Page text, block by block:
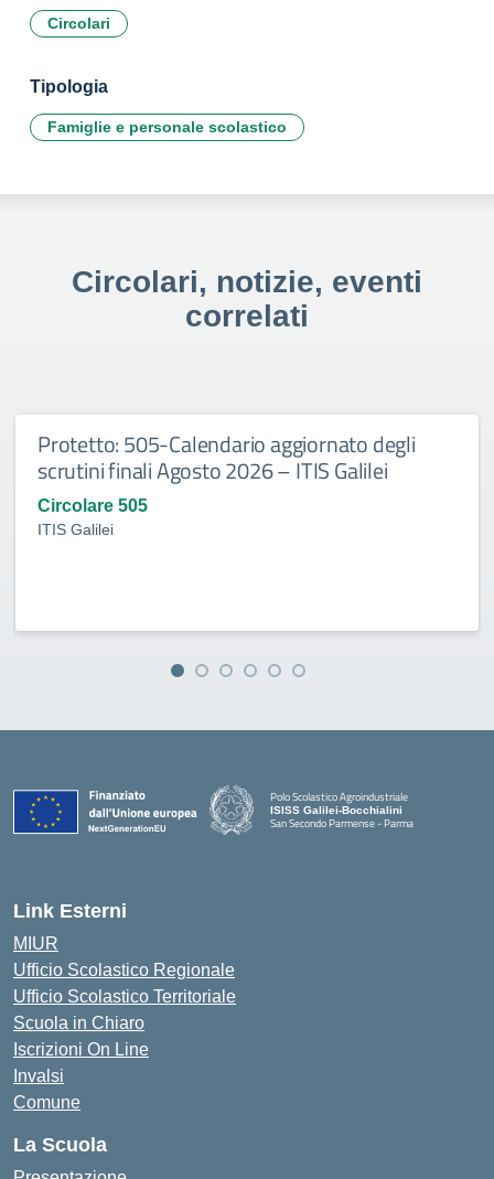
Circolari
Tipologia
Famiglie e personale scolastico
Circolari, notizie, eventi
correlati
Protetto: 505-Calendario aggiornato degli
scrutini finali Agosto 2026 – ITIS Galilei
Circolare 505
ITIS Galilei
Polo Scolastico Agroindustriale
ISISS Galilei-Bocchialini
San Secondo Parmense - Parma
Link Esterni
MIUR
Ufficio Scolastico Regionale
Ufficio Scolastico Territoriale
Scuola in Chiaro
Iscrizioni On Line
Invalsi
Comune
La Scuola